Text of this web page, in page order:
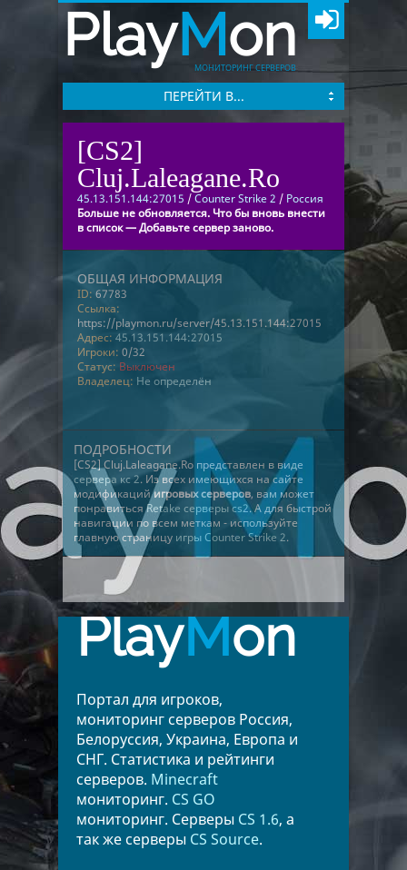
PlayMon
МОНИТОРИНГ СЕРВЕРОВ
ПЕРЕЙТИ В...
[CS2]
Cluj.Laleagane.Ro
45.13.151.144:27015 /Counter Strike 2 / Россия
Больше не обновляется. Что бы вновь внести
в список — Добавьте сервер заново.
ОБЩАЯ ИНФОРМАЦИЯ
ID: 67783
Ссылка:
https://playmon.ru/server/45.13.151.144:27015
Адрес: 45.13.151.144:27015
Игроки: 0/32
Статус: Выключен
Владелец: Не определён
ПОДРОБНОСТИ
[CS2] Cluj.Laleagane.Ro представлен в виде
сервера кс 2. Из всех имеющихся на сайте
модификацийигровых серверов, вам может
понравитьсяRetake серверы cs2. А для быстрой
навигации по всем меткам - используйте
главную страницу игры Counter Strike 2.
PlayMon
Портал для игроков,
мониторинг серверов Россия,
Белоруссия, Украина, Европа и
СНГ. Статистика и рейтинги
серверов. Minecraft
мониторинг. CS GO
мониторинг. Серверы CS 1.6, а
так же серверы CS Source.